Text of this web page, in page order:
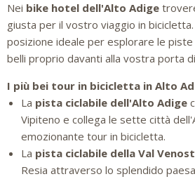
Nei bike hotel dell'Alto Adige
giusta per il vostro viaggio in
posizione ideale per esplorare le piste
belli proprio davanti alla vostra porta
I più bei tour in bicicletta in Alto
La pista ciclabile dell'Alto Adige
Vipiteno e collega le sette città
emozionante tour in bicicletta.
La pista ciclabile della Val
Resia attraverso lo splendido